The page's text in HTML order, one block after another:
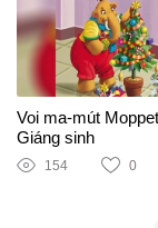
Voi ma-mút
Giáng sinh
154 0